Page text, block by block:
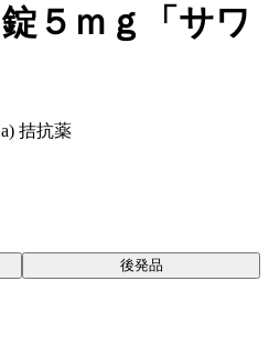
５ｍｇ「サワ
拮抗薬
後発品